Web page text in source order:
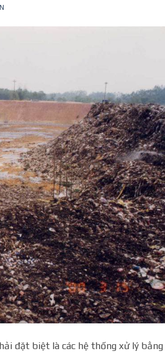
đặt biệt là các hệ thống xử lý bằng